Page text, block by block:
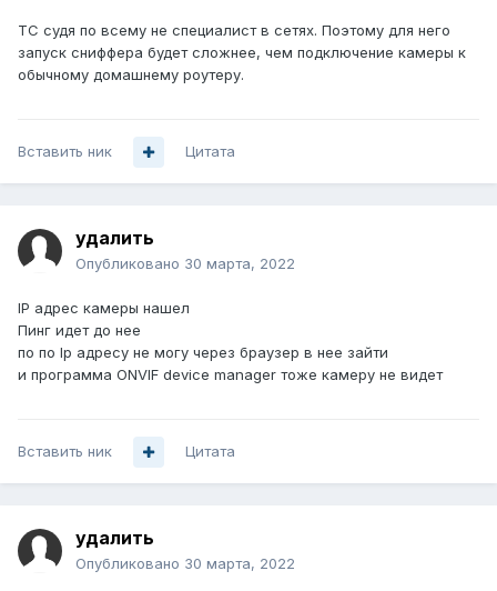
ТС судя по всему не специалист в сетях. Поэтому для него
запуск сниффера будет сложнее, чем подключение камеры к
обычному домашнему роутеру.
Вставить ник Цитата
удалить
Опубликовано 30 марта, 2022
IP адрес камеры нашел
Пинг идет до нее
по по Ip адресу не могу через браузер в нее зайти
и программа ONVIF device manager тоже камеру не видет
Вставить ник Цитата
удалить
Опубликовано 30 марта, 2022